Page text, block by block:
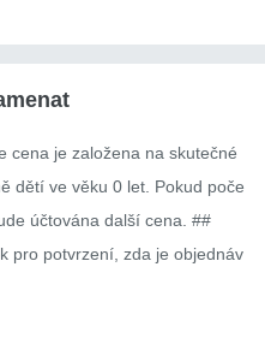
cena je založena na skutečné
dětí ve věku 0 let. Pokud poče
účtována další cena. ##
pro potvrzení, zda je objednáv